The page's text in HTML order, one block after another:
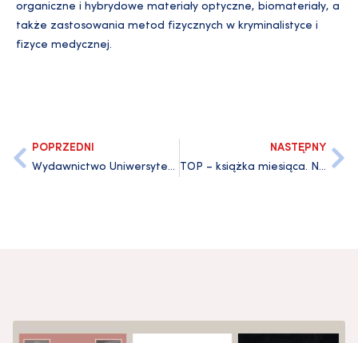
organiczne i hybrydowe materiały optyczne, biomateriały, a
także zastosowania metod fizycznych w kryminalistyce i
fizyce medycznej.
POPRZEDNI
Wydawnictwo Uniwersytetu Gdańskiego wspiera 34. Finał WOŚP
NASTĘPNY
TOP – książka miesiąca. Najpopularniejsze tytuły stycznia 2026